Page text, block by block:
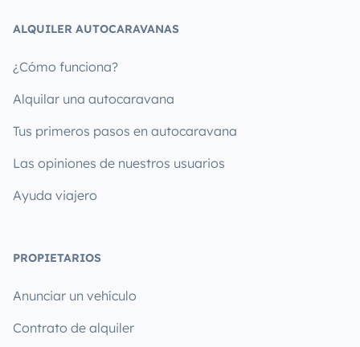
ALQUILER AUTOCARAVANAS
¿Cómo funciona?
Alquilar una autocaravana
Tus primeros pasos en autocaravana
Las opiniones de nuestros usuarios
Ayuda viajero
PROPIETARIOS
Anunciar un vehículo
Contrato de alquiler